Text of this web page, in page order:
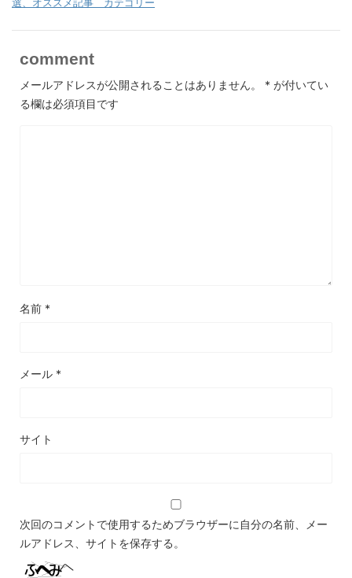
選、オススメ記事 カテゴリー
comment
メールアドレスが公開されることはありません。 * が付いてい
る欄は必須項目です
名前 *
メール *
サイト
次回のコメントで使用するためブラウザーに自分の名前、メー
ルアドレス、サイトを保存する。